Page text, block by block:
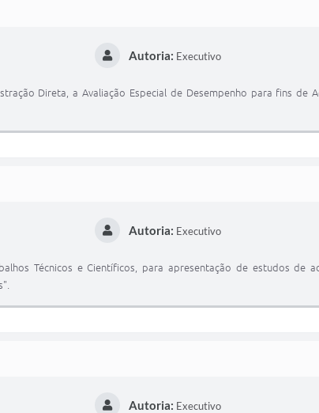
Autoria: Executivo
Direta, a Avaliação Especial de Desempenho para fins de
Autoria: Executivo
Técnicos e Científicos, para apresentação de estudos de
Autoria: Executivo